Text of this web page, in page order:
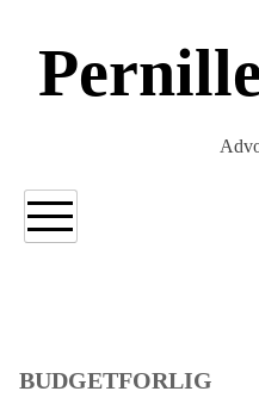
indholdet
BUDGETFORLIG